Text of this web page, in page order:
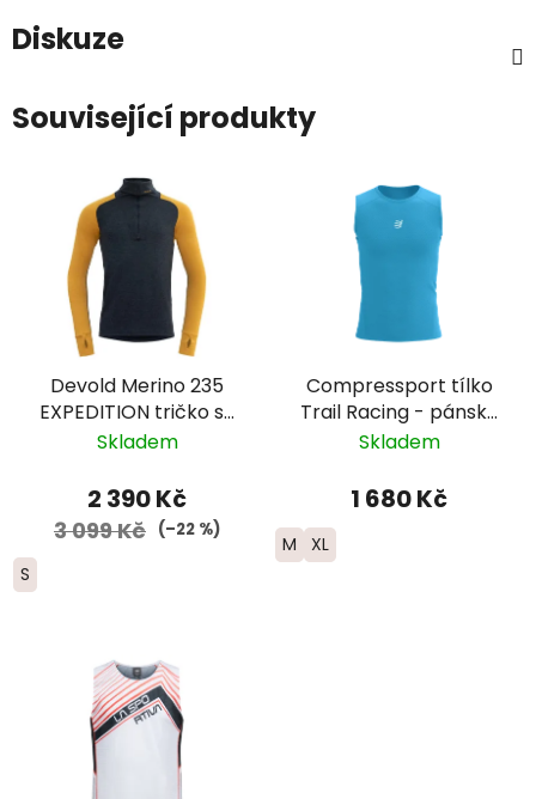
Diskuze
Související produkty
Devold Merino 235
EXPEDITION tričko se
zipem dlouhý rukáv -
Skladem
2 390 Kč
3 099 Kč (–22 %)
S
Compressport tílko
Trail Racing - pánské
- modrá
Skladem
1 680 Kč
M XL